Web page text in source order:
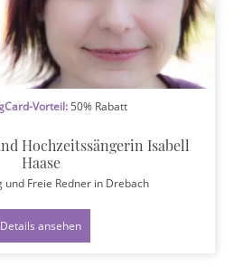
1
Vorteil:50% Rabatt
Hochzeitssängerin Isabell
Haase
und Freie Redner in Drebach
Details ansehen